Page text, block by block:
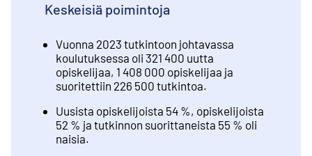
Keskeisiä poimintoja
Vuonna 2023 tutkintoon johtavassa
koulutuksessa oli 321 400 uutta
opiskelijaa, 1 408 000 opiskelijaa ja
suoritettiin 226 500 tutkintoa.
Uusista opiskelijoista 54 %, opiskelijoista
52 % ja tutkinnon suorittaneista 55 % oli
naisia.